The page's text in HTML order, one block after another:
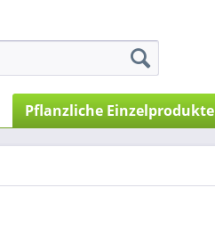
Pflanzliche Einzelprodukte